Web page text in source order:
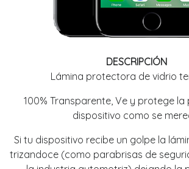
DESCRIPCIÓN
Lámina protectora de vidrio
100% Transparente, Ve y protege
dispositivo como se
Si tu dispositivo recibe un golpe la
trizandoce (como parabrisas de